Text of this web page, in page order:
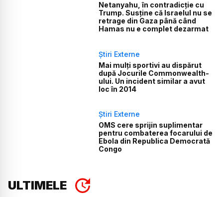
Netanyahu, în contradicție cu
Trump. Susține că Israelul nu se
retrage din Gaza până când
Hamas nu e complet dezarmat
Știri Externe
Mai mulți sportivi au dispărut
după Jocurile Commonwealth-
ului. Un incident similar a avut
loc în 2014
Știri Externe
OMS cere sprijin suplimentar
pentru combaterea focarului de
Ebola din Republica Democrată
Congo
ULTIMELE